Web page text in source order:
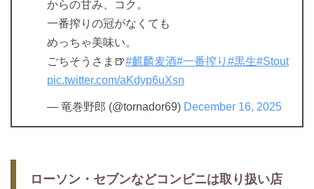
からの甘み、コク。
一番搾りの冠がなくても
めっちゃ美味い。
ごちそうさま🍺#麒麟麦酒#一番搾り #黒生#Stout
pic.twitter.com/aKdyp6uXsn
— 竜巻野郎 (@tornador69) December 16, 2025
ローソン・セブンなどコンビニは取り扱い店